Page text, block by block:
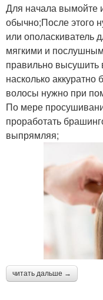
Для начала вымойте
обычно;После этого
или ополаскиватель
мягкими и
правильно высушить
насколько аккуратно
волосы нужно при
По мере
проработать
выпрямляя;
читать дальше →